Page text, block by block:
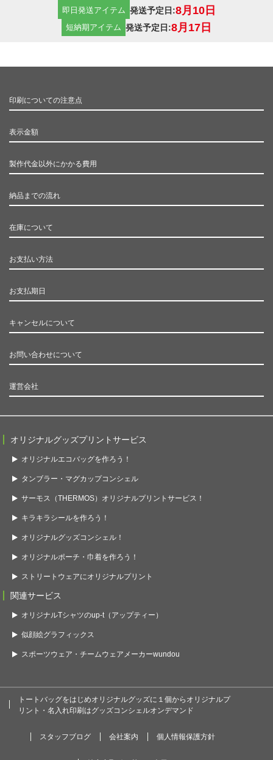
即日発送アイテム 発送予定日:8月10日
短納期アイテム 発送予定日:8月17日
印刷についての注意点
表示金額
製作代金以外にかかる費用
納品までの流れ
在庫について
お支払い方法
お支払期日
キャンセルについて
お問い合わせについて
運営会社
オリジナルグッズプリントサービス
オリジナルエコバッグを作ろう！
タンブラー・マグカップコンシェル
サーモス（THERMOS）オリジナルプリントサービス！
キラキラシールを作ろう！
オリジナルグッズコンシェル！
オリジナルポーチ・巾着を作ろう！
ストリートウェアにオリジナルプリント
関連サービス
オリジナルTシャツのup-t（アップティー）
似顔絵グラフィックス
スポーツウェア・チームウェアメーカーwundou
トートバッグをはじめオリジナルグッズに１個からオリジナルプ
リント・名入れ印刷はグッズコンシェルオンデマンド
スタッフブログ 会社案内 個人情報保護方針